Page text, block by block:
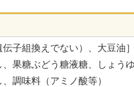
伝子組換えでない）、大豆油
果糖ぶどう糖液糖、しょう
調味料（アミノ酸等）